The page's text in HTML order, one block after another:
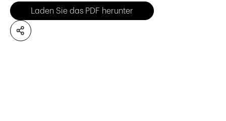
Laden Sie das PDF herunter